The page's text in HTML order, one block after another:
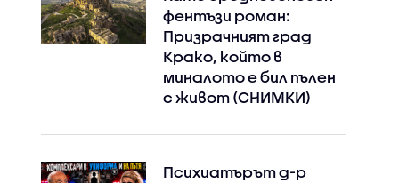
фентъзи роман:
Призрачният град
Крако, който в
миналото е бил пълен
с живот (СНИМКИ)
Психиатърът д-р